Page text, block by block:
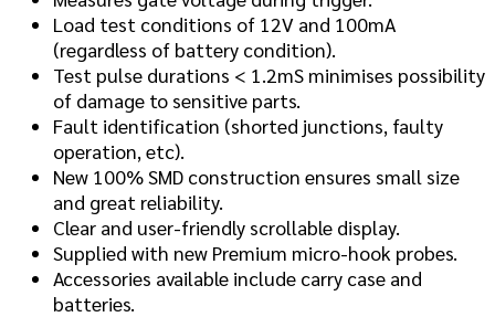
Load test conditions of 12V and 100mA
(regardless of battery condition).
Test pulse durations < 1.2mS minimises possibility
of damage to sensitive parts.
Fault identification (shorted junctions, faulty
operation, etc).
New 100% SMD construction ensures small size
and great reliability.
Clear and user-friendly scrollable display.
Supplied with new Premium micro-hook probes.
Accessories available include carry case and
batteries.